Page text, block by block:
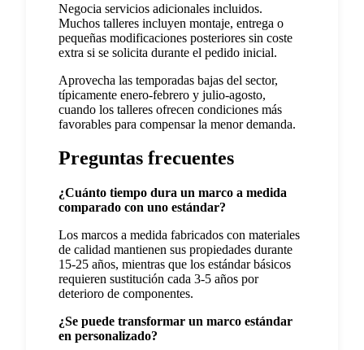
Negocia servicios adicionales incluidos.
Muchos talleres incluyen montaje, entrega o
pequeñas modificaciones posteriores sin coste
extra si se solicita durante el pedido inicial.
Aprovecha las temporadas bajas del sector,
típicamente enero-febrero y julio-agosto,
cuando los talleres ofrecen condiciones más
favorables para compensar la menor demanda.
Preguntas frecuentes
¿Cuánto tiempo dura un marco a medida
comparado con uno estándar?
Los marcos a medida fabricados con materiales
de calidad mantienen sus propiedades durante
15-25 años, mientras que los estándar básicos
requieren sustitución cada 3-5 años por
deterioro de componentes.
¿Se puede transformar un marco estándar
en personalizado?